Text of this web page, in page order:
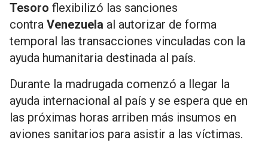
Tesoro flexibilizó las sanciones
contra Venezuela al autorizar de forma
temporal las transacciones vinculadas con la
ayuda humanitaria destinada al país.
Durante la madrugada comenzó a llegar la
ayuda internacional al país y se espera que en
las próximas horas arriben más insumos en
aviones sanitarios para asistir a las víctimas.